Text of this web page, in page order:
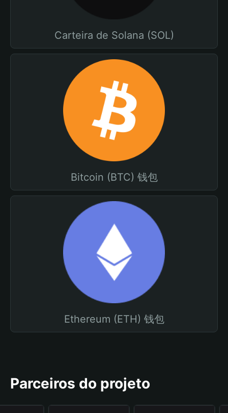
Carteira de Solana (SOL)
Bitcoin (BTC) 钱包
Ethereum (ETH) 钱包
Parceiros do projeto